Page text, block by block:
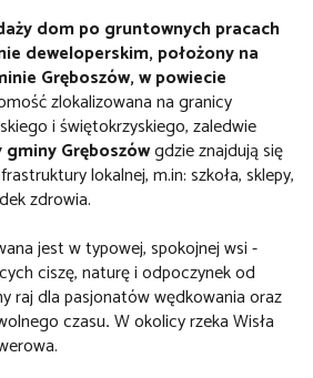
dom po gruntownych pracach
deweloperskim, położony na
Gręboszów, w powiecie
zlokalizowana na granicy
i świętokrzyskiego, zaledwie
Gręboszówgdzie znajdują się
lokalnej, m.in: szkoła, sklepy,
zdrowia.
jest w typowej, spokojnej wsi -
ciszę, naturę i odpoczynek od
raj dla pasjonatów wędkowania oraz
czasu.W okolicy rzeka Wisła